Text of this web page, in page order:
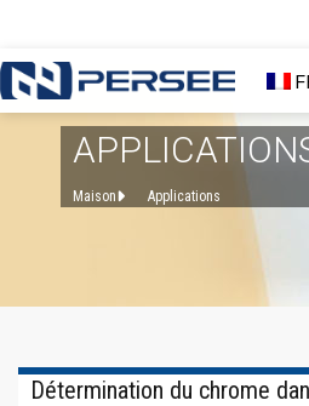
Maison Applications
Détermination du chrome